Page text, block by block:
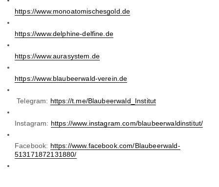
https://www.monoatomischesgold.de
https://www.delphine-delfine.de
https://www.aurasystem.de
https://www.blaubeerwald-verein.de
​ Telegram: https://t.me/Blaubeerwald_Institut
Instagram: https://www.instagram.com/blaubeerwaldinstitut/
Facebook: https://www.facebook.com/Blaubeerwald-
513171872131880/